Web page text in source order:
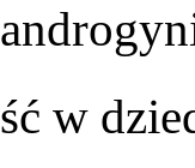
w